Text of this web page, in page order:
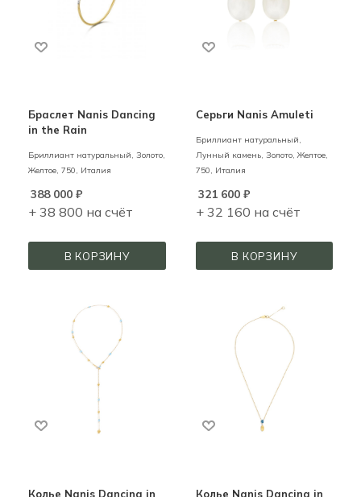
Браслет Nanis Dancing
in the Rain
Бриллиант натуральный, Золото,
Желтое, 750, Италия
388 000 ₽
+ 38 800 на счёт
В КОРЗИНУ
Серьги Nanis Amuleti
Бриллиант натуральный,
Лунный камень, Золото,Желтое,
750, Италия
321 600₽
+ 32 160 на счёт
В КОРЗИНУ
Колье Nanis Dancing in Колье Nanis Dancing in